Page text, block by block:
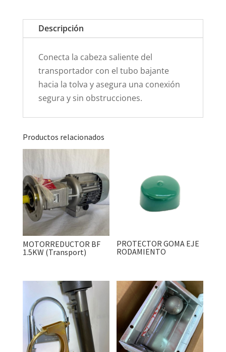
Descripción
Conecta la cabeza saliente del
transportador con el tubo bajante
hacia la tolva y asegura una conexión
segura y sin obstrucciones.
Productos relacionados
MOTORREDUCTOR BF
1.5KW (Transport)
PROTECTOR GOMA EJE
RODAMIENTO